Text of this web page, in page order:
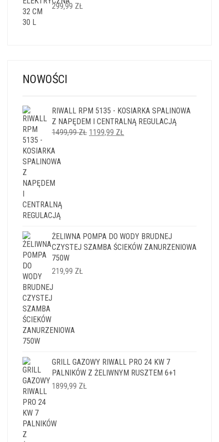
299,99 ZŁ
NOWOŚCI
RIWALL RPM 5135 - KOSIARKA SPALINOWA
Z NAPĘDEM I CENTRALNĄ REGULACJĄ
1499,99ZŁ PIERWOTNA
1199,99 ZŁ
ŻELIWNA POMPA DO WODY BRUDNEJ
CZYSTEJ SZAMBA ŚCIEKÓW ZANURZENIOWA
750W
219,99 ZŁ
GRILL GAZOWY RIWALL PRO 24 KW 7
PALNIKÓW Z ŻELIWNYM RUSZTEM 6+1
1899,99 ZŁ